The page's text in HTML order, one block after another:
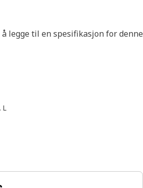
legge til en spesifikasjon for denne
L